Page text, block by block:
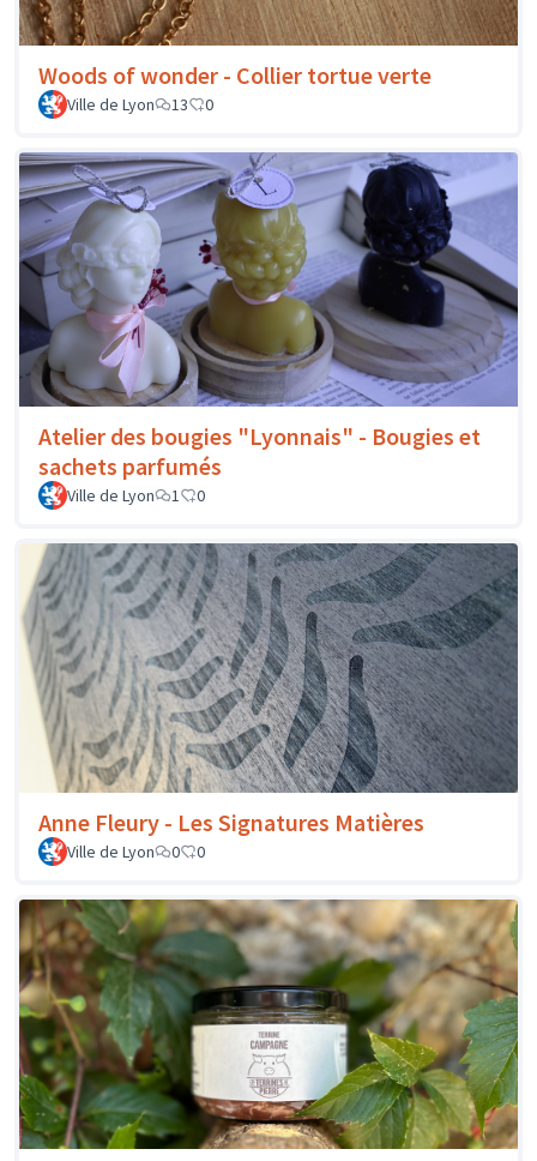
Woods of wonder - Collier tortue verte
Ville de Lyon 13 0
Atelier des bougies "Lyonnais" - Bougies et
sachets parfumés
Ville de Lyon 1 0
Anne Fleury - Les Signatures Matières
Ville de Lyon 0 0